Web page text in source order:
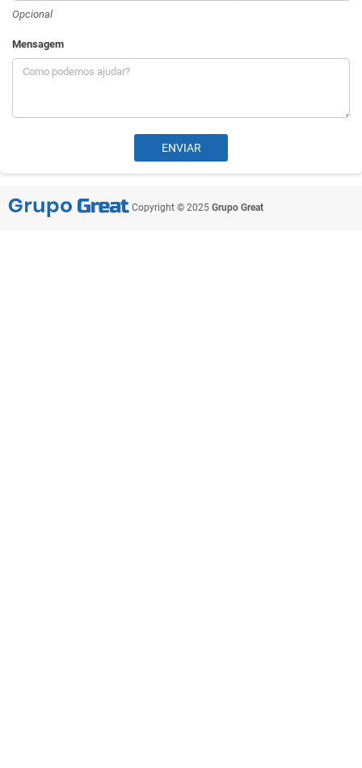
Opcional
Mensagem
Copyright © 2025 Grupo Great